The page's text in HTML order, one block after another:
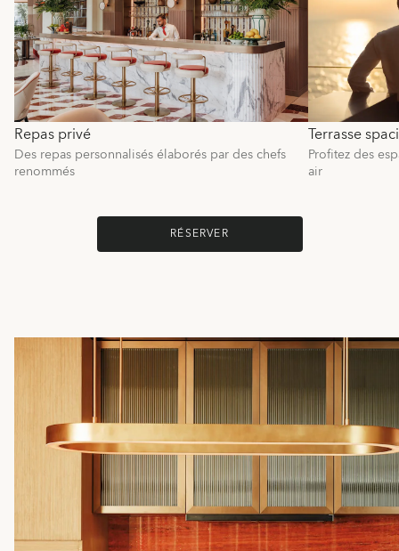
Repas privé
Des repas personnalisés élaborés par des chefs
renommés
Terrasse
Profitez des
air
RÉSERVER